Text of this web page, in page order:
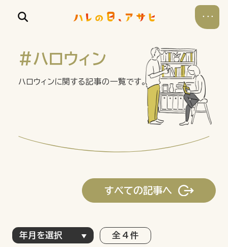
考える
#ハロウィン
ハロウィンに関する記事の一覧です。
全 4 件
すべての記事へ